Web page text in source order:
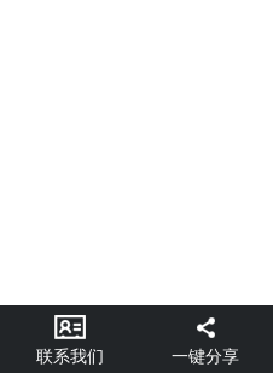
联系我们 一键分享